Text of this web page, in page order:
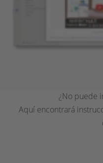
¿No puede
Aquí encontrará